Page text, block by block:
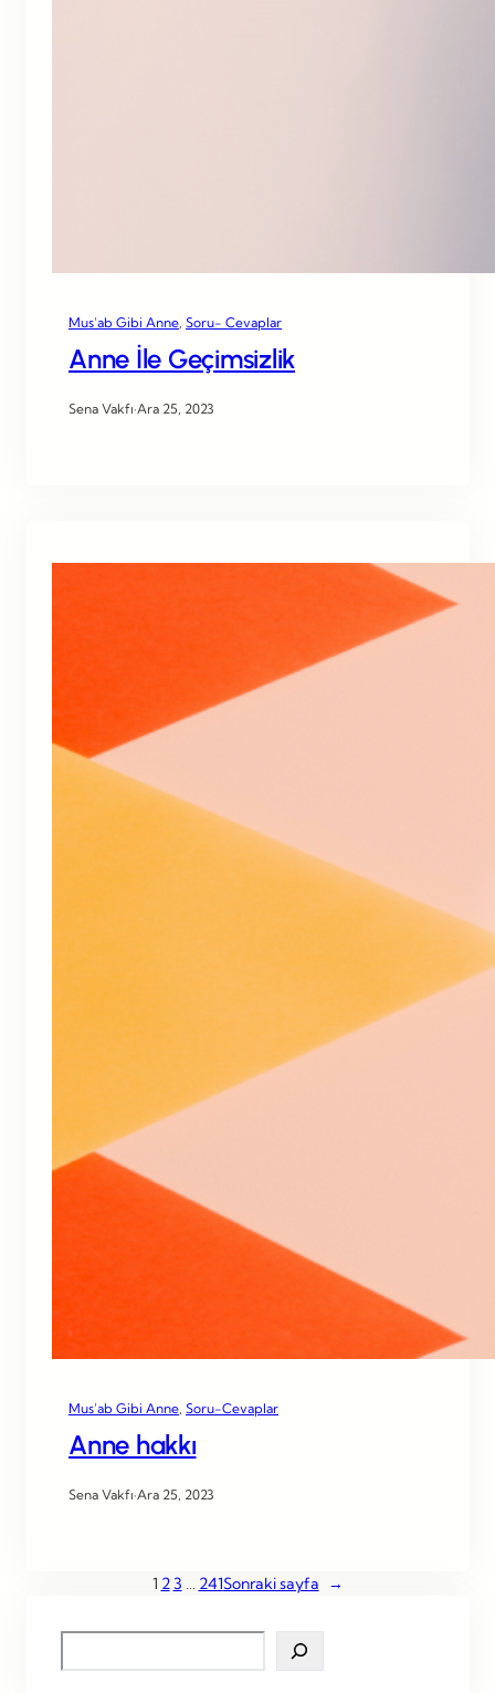
Mus’ab Gibi Anne Soru- Cevaplar
Anne İle Geçimsizlik
Sena Vakfı·Ara 25, 2023
Mus’ab Gibi Anne Soru-Cevaplar
Anne hakkı
Sena Vakfı·Ara 25, 2023
1 23 … 241Sonraki sayfa →
e